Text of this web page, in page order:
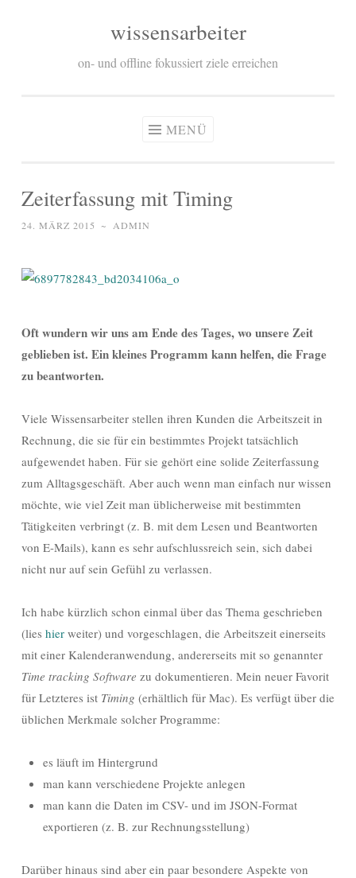
wissensarbeiter
on- und offline fokussiert ziele erreichen
MENÜ
Zeiterfassung mit Timing
24. MÄRZ 2015 ~ ADMIN
Oft wundern wir uns am Ende des Tages, wo unsere Zeit
geblieben ist. Ein kleines Programm kann helfen, die Frage
zu beantworten.
Viele Wissensarbeiter stellen ihren Kunden die Arbeitszeit in
Rechnung, die sie für ein bestimmtes Projekt tatsächlich
aufgewendet haben. Für sie gehört eine solide Zeiterfassung
zum Alltagsgeschäft. Aber auch wenn man einfach nur wissen
möchte, wie viel Zeit man üblicherweise mit bestimmten
Tätigkeiten verbringt (z. B. mit dem Lesen und Beantworten
von E-Mails), kann es sehr aufschlussreich sein, sich dabei
nicht nur auf sein Gefühl zu verlassen.
Ich habe kürzlich schon einmal über das Thema geschrieben
(lies hier weiter) und vorgeschlagen, die Arbeitszeit einerseits
mit einer Kalenderanwendung, andererseits mit so genannter
Time tracking Software zu dokumentieren. Mein neuer Favorit
für Letzteres ist Timing (erhältlich für Mac). Es verfügt über die
üblichen Merkmale solcher Programme:
es läuft im Hintergrund
man kann verschiedene Projekte anlegen
man kann die Daten im CSV- und im JSON-Format
exportieren (z. B. zur Rechnungsstellung)
Darüber hinaus sind aber ein paar besondere Aspekte von